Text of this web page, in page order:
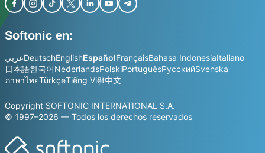
Softonic en:
عربيDeutschEnglishEspañolFrançaisBahasa IndonesiaItaliano
日本語한국어NederlandsPolskiPortuguêsРусскийSvenska
ภาษาไทยTürkçeTiếng Việt中文
Copyright SOFTONIC INTERNATIONAL S.A.
© 1997–2026 — Todos los derechos reservados